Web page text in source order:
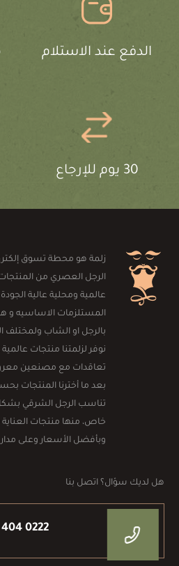
الدفع عند الاستلام
30 يوم للإرجاع
زلمة هو محطة تسوق
الرجل العصري من
عالمية ومحلية عالية
المستلزمات الاساسيه و
بالرجل او الشاب ولمختلف
نوفر لزلمتنا منتجات
تعاقدات مع مصنعين
بعد ما أخترنا المنتجات
تناسب الرجل الشرقي
خاص، منها منتجات العناية
وبأفضل الأسعار وعلى مدار
هل لديك سؤال؟ اتصل بنا
0222